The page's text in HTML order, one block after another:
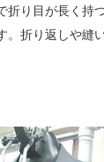
折り目が長く持
。折り返しや縫